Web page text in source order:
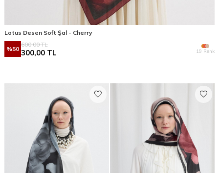
Lotus Desen Soft Şal - Cherry
%50
600,00TL
300,00 TL 19 Renk